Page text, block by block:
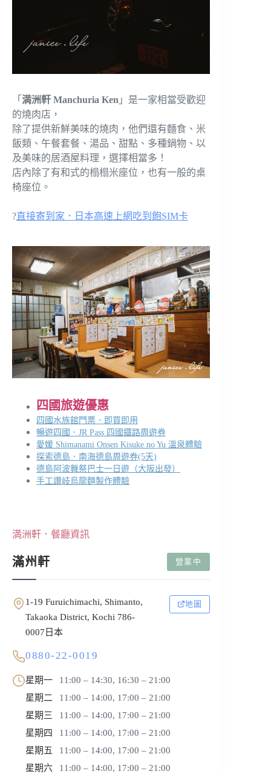
「 満洲軒 Manchuria Ken 」是一家相當受歡迎
的燒肉店，
除了提供新鮮美味的燒肉，他們還有麵食、米
飯類、午餐套餐、湯品、甜點、多種鍋物、以
及美味的居酒屋料理，選擇相當多！
店內除了有和式的榻榻米座位，也有一般的桌
椅座位。
?直接寄到家．日本高速上網吃到飽SIM卡
四國旅遊優惠
四國水族館門票．即買即用
暢遊四國．JR Pass 四國鐵路周遊券
愛媛 Shimanami Onsen Kisuke no Yu 溫泉體驗
探索德島．南海德島周遊券(5天)
德島阿波舞祭巴士一日遊（大阪出發）
手工讚岐烏龍麵製作體驗
満洲軒．餐廳資訊
滿州軒 營業中
1-19 Furuichimachi, Shimanto,
Takaoka District, Kochi 786-
0007日本
地圖
0880-22-0019
星期一
11:00 – 14:30, 16:30 – 21:00
星期二
11:00 – 14:00, 17:00 – 21:00
星期三
11:00 – 14:00, 17:00 – 21:00
星期四
11:00 – 14:00, 17:00 – 21:00
星期五
11:00 – 14:00, 17:00 – 21:00
星期六
11:00 – 14:00, 17:00 – 21:00